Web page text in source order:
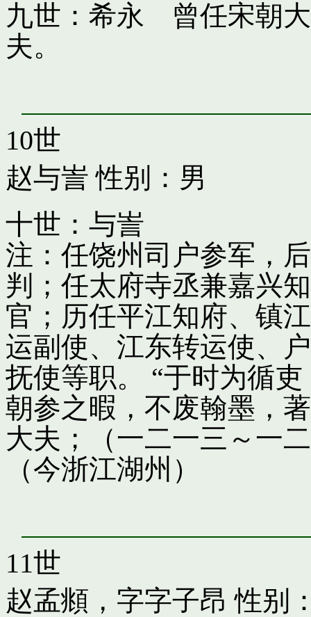
九世：希永 曾任宋朝
夫。
10世
赵与訔 性别：男
十世：与訔
注：任饶州司户参军，
判；任太府寺丞兼嘉兴
官；历任平江知府、镇
运副使、江东转运使、
抚使等职。 “于时为循
朝参之暇，不废翰墨，
大夫；（一二一三～一
（今浙江湖州）
11世
赵孟頫，字字子昂 性别